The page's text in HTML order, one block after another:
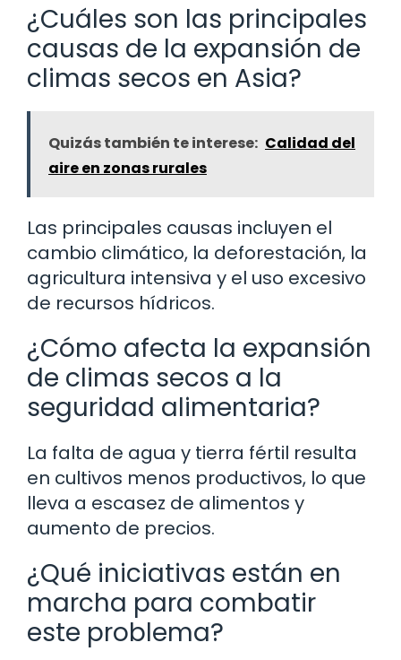
¿Cuáles son las principales
causas de la expansión de
climas secos en Asia?
Quizás también te interese: Calidad del
aire en zonas rurales
Las principales causas incluyen el
cambio climático, la deforestación, la
agricultura intensiva y el uso excesivo
de recursos hídricos.
¿Cómo afecta la expansión
de climas secos a la
seguridad alimentaria?
La falta de agua y tierra fértil resulta
en cultivos menos productivos, lo que
lleva a escasez de alimentos y
aumento de precios.
¿Qué iniciativas están en
marcha para combatir
este problema?